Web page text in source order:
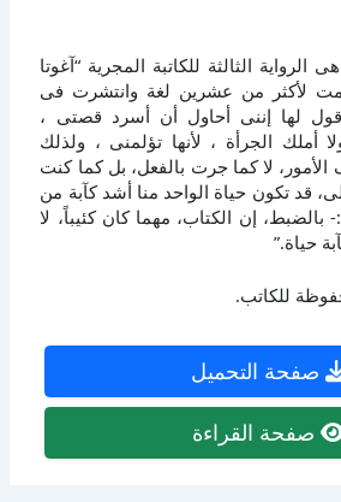
الرواية الثالثة للكاتبة المجرية “آغوتا
لأكثر من عشرين لغة وانتشرت فى
لها إننى أحاول أن أسرد قصتى ،
أملك الجرأة ، لأنها تؤلمنى ، ولذلك
لا كما جرت بالفعل، بل كما كنت
قد تكون حياة الواحد منا أشد كآبة من
إن الكتاب، مهما كان كئيباً، لا
حياة.”
للكاتب.
صفحة التحميل
صفحة القراءة